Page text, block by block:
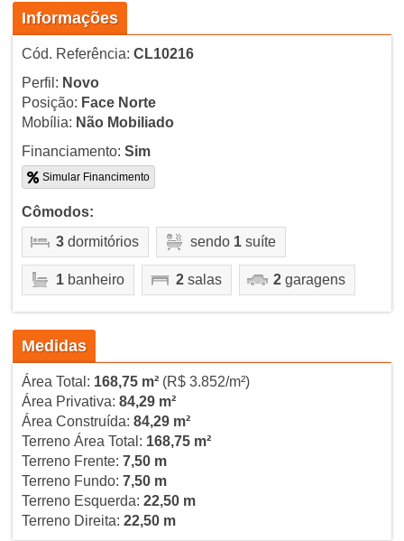
Informações
Cód. Referência: CL10216
Perfil: Novo
Posição: Face Norte
Mobília: Não Mobiliado
Financiamento: Sim
Simular Financimento
Cômodos:
3dormitórios sendo 1suíte
1banheiro 2salas 2garagens
Medidas
Área Total: 168,75 m²(R$ 3.852/m²)
Área Privativa: 84,29 m²
Área Construída: 84,29 m²
Terreno Área Total: 168,75 m²
Terreno Frente: 7,50 m
Terreno Fundo: 7,50 m
Terreno Esquerda: 22,50 m
Terreno Direita: 22,50 m